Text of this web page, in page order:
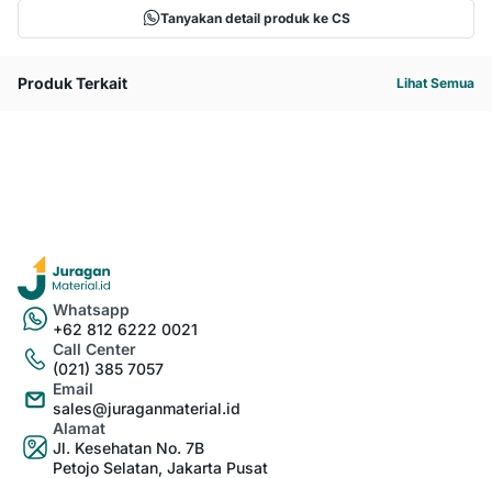
Tanyakan detail produk ke CS
Produk Terkait Lihat Semua
Whatsapp
+62 812 6222 0021
Call Center
(021) 385 7057
Email
sales@juraganmaterial.id
Alamat
Jl. Kesehatan No. 7B
Petojo Selatan, Jakarta Pusat